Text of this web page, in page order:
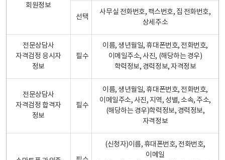
회원정보
선택
사무실 전화번호, 팩스번호, 집 전화번호,
상세주소
전문상담사
자격검정 응시자
정보
필수
이름, 생년월일, 휴대폰번호, 전화번호,
이메일주소, 사진, (해당하는 경우)
학력정보, 경력정보, 자격정보
전문상담사
자격검정 합격자
정보
필수
이름, 생년월일, 휴대폰번호, 전화번호,
이메일주소, 사진, 지역, 성별, 소속, 주소,
(해당하는 경우)학력정보, 경력정보,
자격정보
(신청자)이름, 휴대폰번호, 전화번호,
이메일